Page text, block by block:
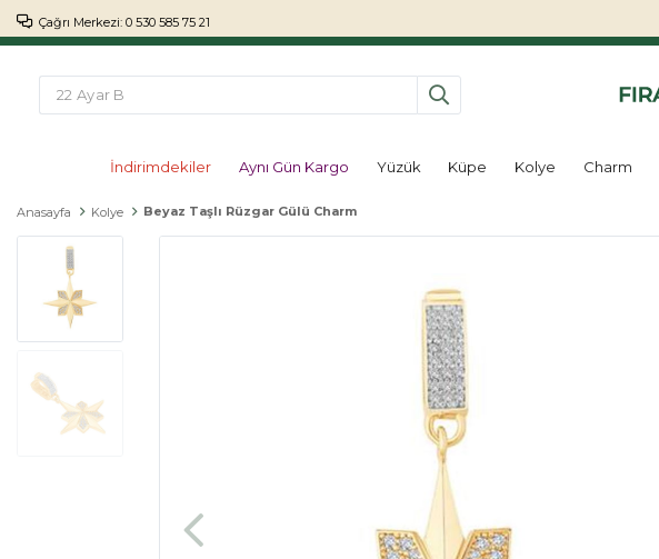
Çağrı Merkezi: 0 530 585 75 21
İndirimdekiler Aynı Gün Kargo Yüzük Küpe Kolye Charm
Anasayfa Kolye Beyaz Taşlı Rüzgar Gülü Charm